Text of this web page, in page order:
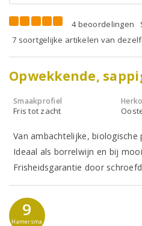
4 beoordelingen
7 soortgelijke artikelen van
Opwekkende,
Smaakprofiel
Fris tot zacht
Van ambachtelijke, biologische
Ideaal als borrelwijn en bij
Frisheidsgarantie door
9
Hamersma